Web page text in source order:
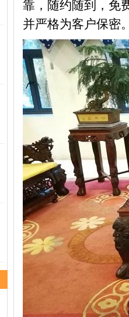
靠，随约随到，免
并严格为客户保密